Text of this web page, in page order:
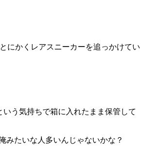
にかくレアスニーカーを追っかけてい
う気持ちで箱に入れたまま保管して
みたいな人多いんじゃないかな？